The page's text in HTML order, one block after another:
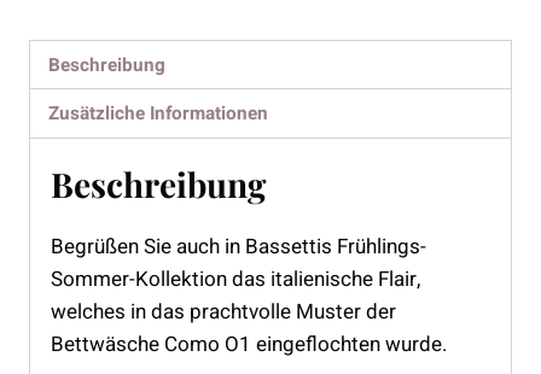
Beschreibung
Zusätzliche Informationen
Beschreibung
Begrüßen Sie auch in Bassettis Frühlings-
Sommer-Kollektion das italienische Flair,
welches in das prachtvolle Muster der
Bettwäsche Como O1 eingeflochten wurde.